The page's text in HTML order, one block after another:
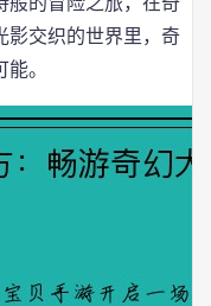
影交织的世界里，奇
。